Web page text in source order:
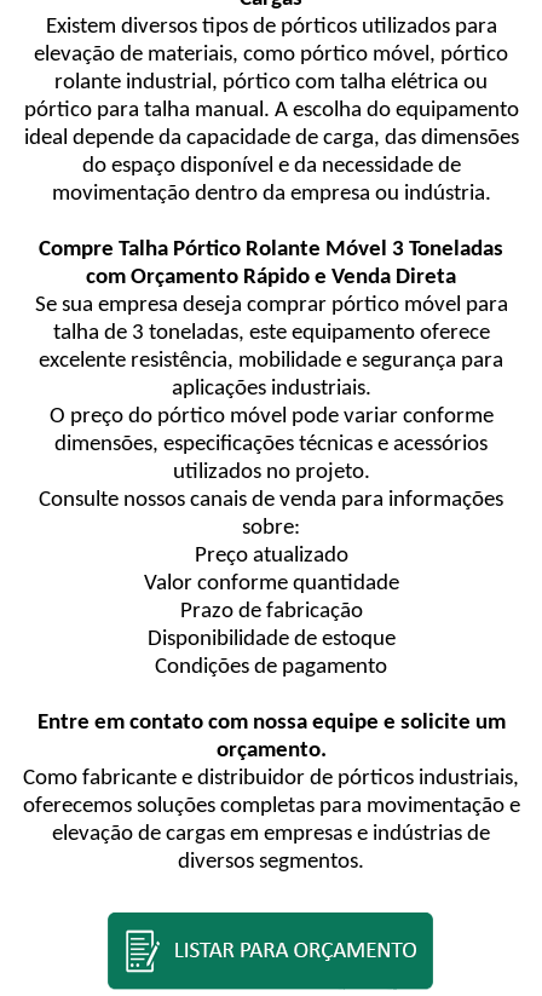
Existem diversos tipos de pórticos utilizados para
elevação de materiais, como pórtico móvel, pórtico
rolante industrial, pórtico com talha elétrica ou
pórtico para talha manual. A escolha do equipamento
ideal depende da capacidade de carga, das dimensões
do espaço disponível e da necessidade de
movimentação dentro da empresa ou indústria.
Compre Talha Pórtico Rolante Móvel 3 Toneladas
com Orçamento Rápido e Venda Direta
Se sua empresa deseja comprar pórtico móvel para
talha de 3 toneladas, este equipamento oferece
excelente resistência, mobilidade e segurança para
aplicações industriais.
O preço do pórtico móvel pode variar conforme
dimensões, especificações técnicas e acessórios
utilizados no projeto.
Consulte nossos canais de venda para informações
sobre:
Preço atualizado
Valor conforme quantidade
Prazo de fabricação
Disponibilidade de estoque
Condições de pagamento
Entre em contato com nossa equipe e solicite um
orçamento.
Como fabricante e distribuidor de pórticos industriais,
oferecemos soluções completas para movimentação e
elevação de cargas em empresas e indústrias de
diversos segmentos.